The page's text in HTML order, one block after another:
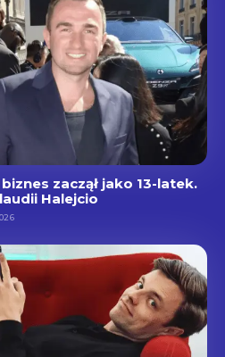
zaczął jako 13-latek.
Halejcio